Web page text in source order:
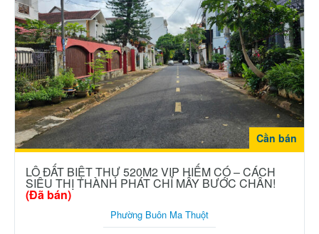
Cần bán
LÔ ĐẤT BIỆT THỰ 520M2 VIP HIẾM CÓ – CÁCH
SIÊU THỊ THÀNH PHÁT CHỈ MẤY BƯỚC CHÂN!
(Đã bán)
Phường Buôn Ma Thuột